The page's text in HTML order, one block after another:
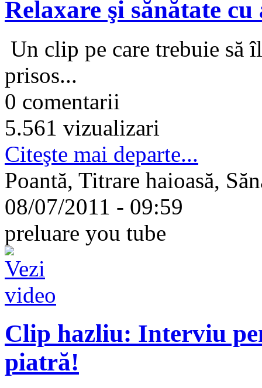
Relaxare şi sănătate
Un clip pe care trebuie să
prisos...
0 comentarii
5.561 vizualizari
Citeşte mai departe...
Poantă, Titrare haioasă,
08/07/2011 - 09:59
preluare you tube
Clip hazliu: Interviu
piatră!